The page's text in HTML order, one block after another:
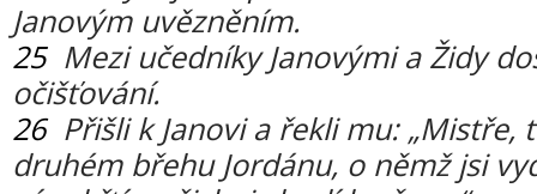
Janovým uvězněním.
25 Mezi učedníky Janovými a Židy
očišťování.
26 Přišli k Janovi a řekli mu:
druhém břehu Jordánu, o němž jsi